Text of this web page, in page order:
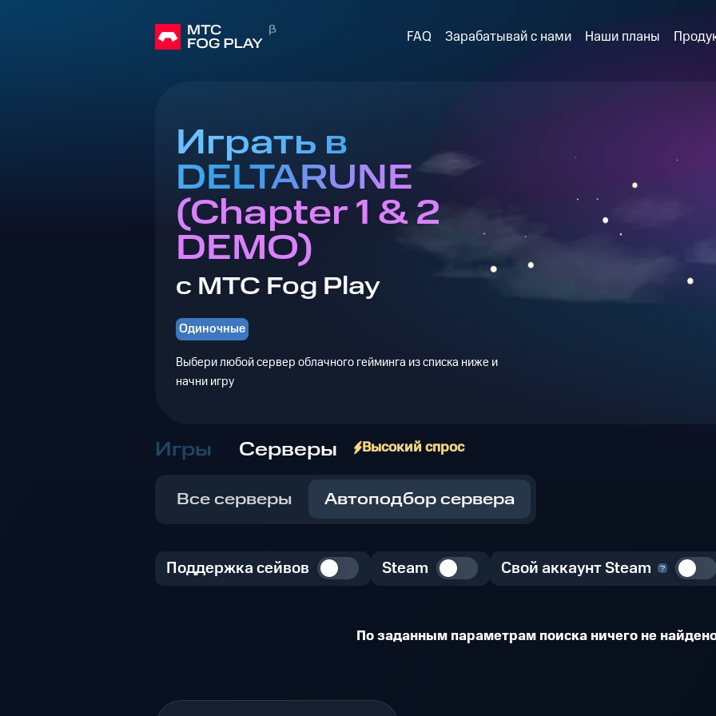
FAQ Зарабатывай с нами Наши планы
Играть в
DELTARUNE
(Chapter 1 & 2
DEMO)
с МТС Fog Play
Одиночные
Выбери любой сервер облачного гейминга из списка ниже и
начни игру
Игры Серверы Высокий спрос
Все серверы Автоподбор сервера
Поддержка сейвов Steam Свой аккаунт Steam
По заданным параметрам поиска ничего не